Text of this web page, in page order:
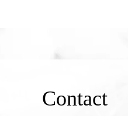
Contact